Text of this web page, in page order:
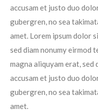
accusam et justo duo
gubergren, no sea
amet. Lorem ipsum dolor
sed diam nonumy eirmod
magna aliquyam erat,
accusam et justo duo
gubergren, no sea
amet.